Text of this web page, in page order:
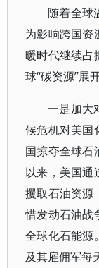
随着全球
为影响跨国资
暖时代继续占
球“碳资源”展
一是加大
候危机对美国
国掠夺全球石
以来，美国通
攫取石油资源
惜发动石油战
全球化石能源
及其雇佣军每